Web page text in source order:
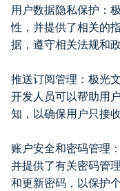
用户数据隐私保护：
性，并提供了相关的
据，遵守相关法规和
推送订阅管理：极光
开发人员可以帮助用
知，以确保用户只接
账户安全和密码管理
并提供了有关密码管
和更新密码，以保护